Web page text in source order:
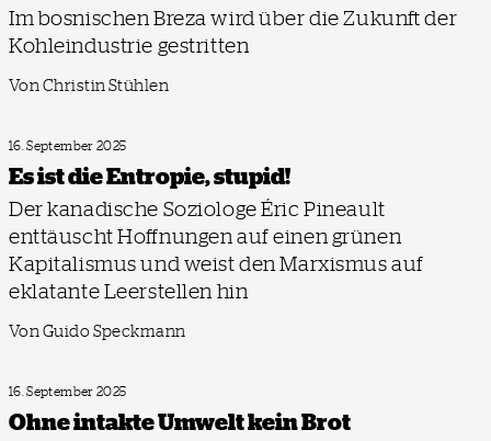
Im bosnischen Breza wird über die Zukunft der
Kohleindustrie gestritten
Von Christin Stühlen
16. September 2025
Es ist die Entropie, stupid!
Der kanadische Soziologe Éric Pineault
enttäuscht Hoffnungen auf einen grünen
Kapitalismus und weist den Marxismus auf
eklatante Leerstellen hin
Von Guido Speckmann
16. September 2025
Ohne intakte Umwelt kein Brot